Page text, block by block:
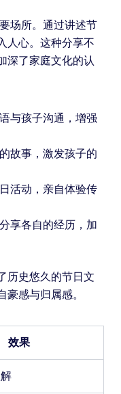
场所。通过讲述节
人心。这种分享不
深了家庭文化的认
与孩子沟通，增强
故事，激发孩子的
活动，亲自体验传
享各自的经历，加
历史悠久的节日文
感与归属感。
效果